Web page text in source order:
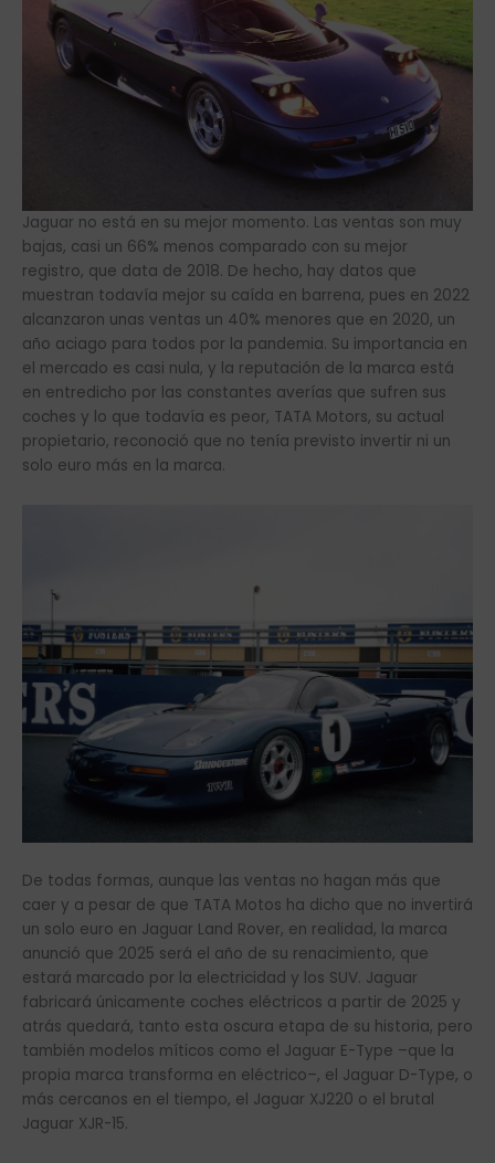
Jaguar no está en su mejor momento. Las ventas son muy
bajas, casi un 66% menos comparado con su mejor
registro, que data de 2018. De hecho, hay datos que
muestran todavía mejor su caída en barrena, pues en 2022
alcanzaron unas ventas un 40% menores que en 2020, un
año aciago para todos por la pandemia. Su importancia en
el mercado es casi nula, y la reputación de la marca está
en entredicho por las constantes averías que sufren sus
coches y lo que todavía es peor, TATA Motors, su actual
propietario, reconoció que no tenía previsto invertir ni un
solo euro más en la marca.
De todas formas, aunque las ventas no hagan más que
caer y a pesar de que TATA Motos ha dicho que no invertirá
un solo euro en Jaguar Land Rover, en realidad, la marca
anunció que 2025 será el año de su renacimiento, que
estará marcado por la electricidad y los SUV. Jaguar
fabricará únicamente coches eléctricos a partir de 2025 y
atrás quedará, tanto esta oscura etapa de su historia, pero
también modelos míticos como el Jaguar E-Type –que la
propia marca transforma en eléctrico–, el Jaguar D-Type, o
más cercanos en el tiempo, el Jaguar XJ220 o el brutal
Jaguar XJR-15.